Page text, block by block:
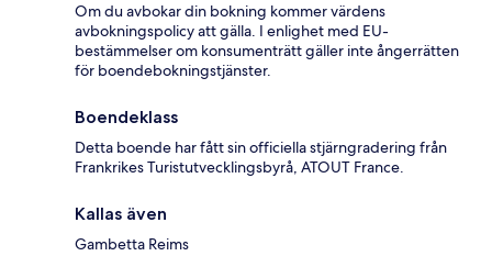
Om du avbokar din bokning kommer värdens
avbokningspolicy att gälla. I enlighet med EU-
bestämmelser om konsumenträtt gäller inte ångerrätten
för boendebokningstjänster.
Boendeklass
Detta boende har fått sin officiella stjärngradering från
Frankrikes Turistutvecklingsbyrå, ATOUT France.
Kallas även
Gambetta Reims